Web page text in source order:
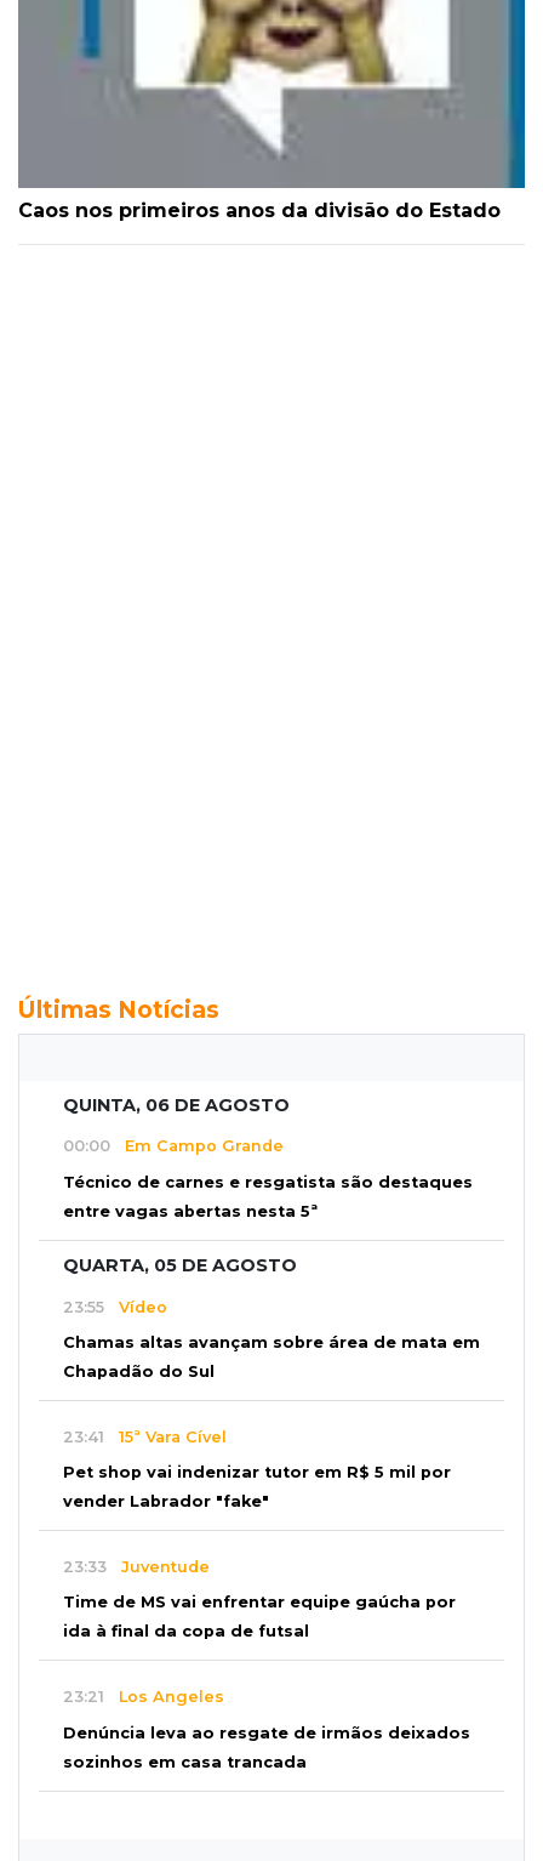
Caos nos primeiros anos da divisão do Estado
Últimas Notícias
QUINTA, 06 DE AGOSTO
00:00 Em Campo Grande
Técnico de carnes e resgatista são destaques
entre vagas abertas nesta 5ª
QUARTA, 05 DE AGOSTO
23:55 Vídeo
Chamas altas avançam sobre área de mata em
Chapadão do Sul
23:41 15ª Vara Cível
Pet shop vai indenizar tutor em R$ 5 mil por
vender Labrador "fake"
23:33 Juventude
Time de MS vai enfrentar equipe gaúcha por
ida à final da copa de futsal
23:21 Los Angeles
Denúncia leva ao resgate de irmãos deixados
sozinhos em casa trancada